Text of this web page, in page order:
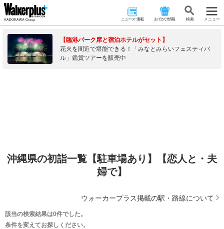
ニュース･連載 おでかけ情報 検 索 メニュー
【臨港パーク席と宿泊ホテルがセット】
花火を間近で堪能できる！「みなとみらいフェスティバ
ル」鑑賞ツアーを販売中
沖縄県の初詣一覧【駐車場あり】【恋人と・夫
婦で】
ウォーカープラス掲載の駅・路線について
該当の検索結果は0件でした。
条件を変えてお探しください。